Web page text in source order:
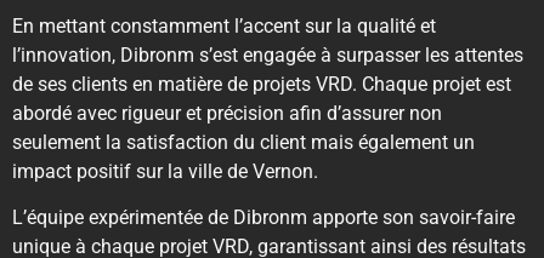
En mettant constamment l’accent sur la qualité et
l’innovation, Dibronm s’est engagée à surpasser les attentes
de ses clients en matière de projets VRD. Chaque projet est
abordé avec rigueur et précision afin d’assurer non
seulement la satisfaction du client mais également un
impact positif sur la ville de Vernon.
L’équipe expérimentée de Dibronm apporte son savoir-faire
unique à chaque projet VRD, garantissant ainsi des résultats